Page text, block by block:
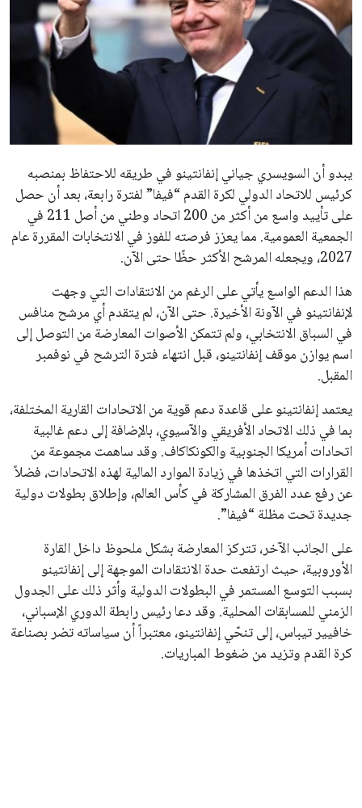
الاخبار الشائعة
إنفانتينو يخطو نحو ولاية رابعة في رئاسة فيفا
عمر إبراهيم
مستثمر هندي بريطاني يسعى لامتلاك حصة
عمر إبراهيم 22 يوليو 2026
تحقق من قهوتك المغشوشة 7 علامات تدل
على جودتها قبل أول رشفة
خالد فؤاد 18 يوليو 2026
القائمة البريدية
انضم إلى قائمة المشتركين لدينا لتحصل على أحدث الأخبار، التحديثات
والعروض الخاصة مباشرة في صندوق بريدك
اشتراك
جميع الحقوق محفوظة لموقعنا ايوا مصر